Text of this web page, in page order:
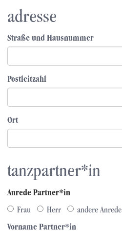
adresse
Straße und Hausnummer
Postleitzahl
Ort
tanzpartner*in
Anrede Partner*in
Frau
Herr
andere Anrede
Vorname Partner*in